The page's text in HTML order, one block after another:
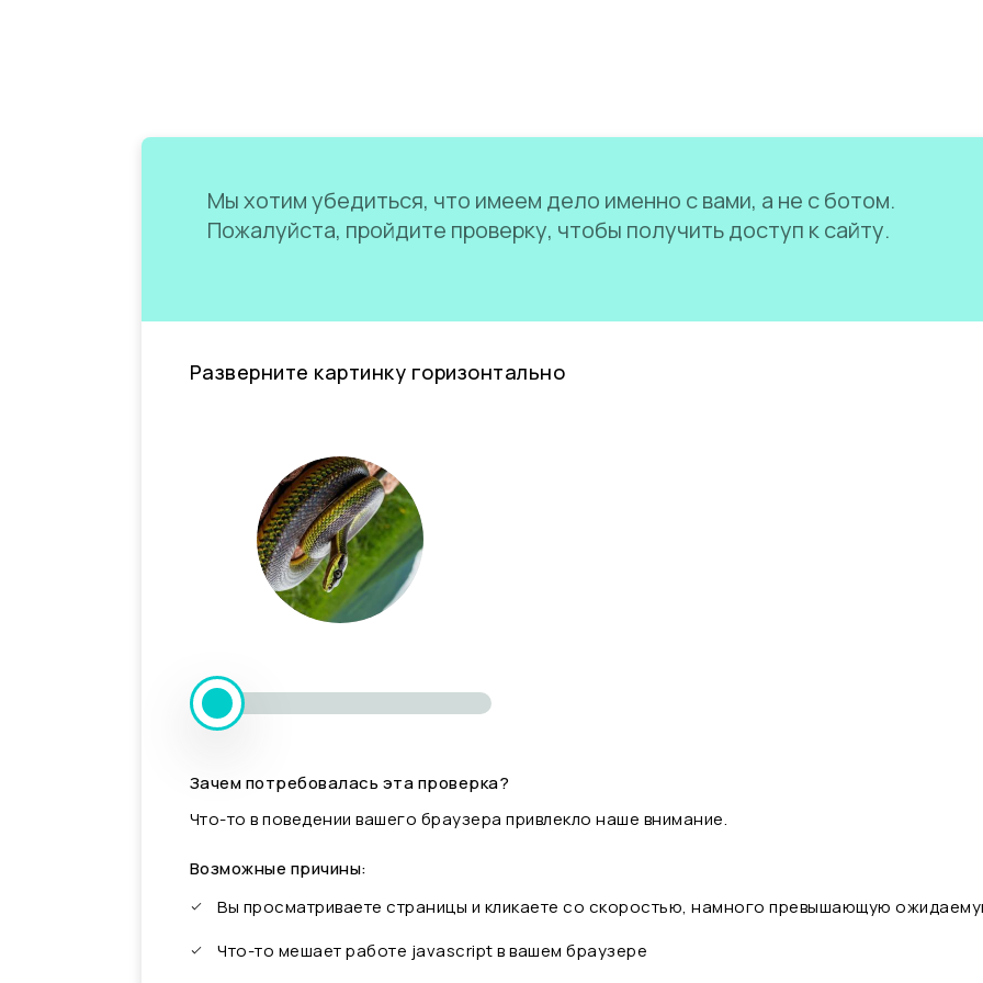
Мы хотим убедиться, что имеем дело именно с вами, а не с ботом.
Пожалуйста, пройдите проверку, чтобы получить доступ к сайту.
Разверните картинку горизонтально
Зачем потребовалась эта проверка?
Что-то в поведении вашего браузера привлекло наше внимание.
Возможные причины:
Вы просматриваете страницы и кликаете со скоростью, намного превышающую
Что-то мешает работе javascript в вашем браузере